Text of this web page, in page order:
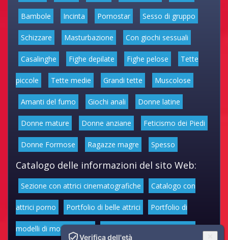
Bambole Incinta Pornostar Sesso di gruppo
Schizzare Masturbazione Con giochi sessuali
Casalinghe Fighe depilate Fighe pelose Tette
piccole Tette medie Grandi tette Muscolose
Amanti del fumo Giochi anali Donne latine
Donne mature Donne anziane Feticismo dei Piedi
Donne Formose Ragazze magre Spesso
Catalogo delle informazioni del sito Web:
Sezione con attrici cinematografiche Catalogo con
attrici porno Portfolio di belle attrici Portfolio di
modelli di moda volgari
Verifica dell'età